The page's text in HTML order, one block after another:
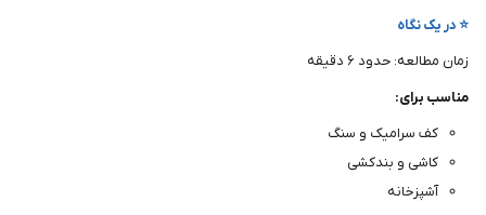
⭐ در یک نگاه
زمان مطالعه: حدود ۶ دقیقه
مناسب برای:
کف سرامیک و سنگ
کاشی و بندکشی
آشپزخانه